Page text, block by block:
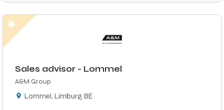
Sales advisor - Lommel
A&M Group
Lommel, Limburg, BE